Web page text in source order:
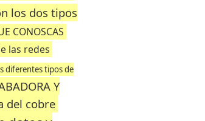
los dos tipos
CONOSCAS
las redes
diferentes tipos de
Y
del cobre